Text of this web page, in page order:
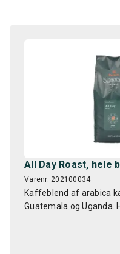
All Day Roast, hele
Varenr. 202100034
Kaffeblend af arabica
Guatemala og Uganda.